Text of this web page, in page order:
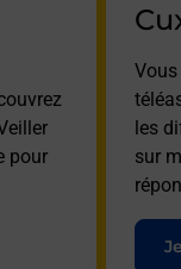
pour
les
sur